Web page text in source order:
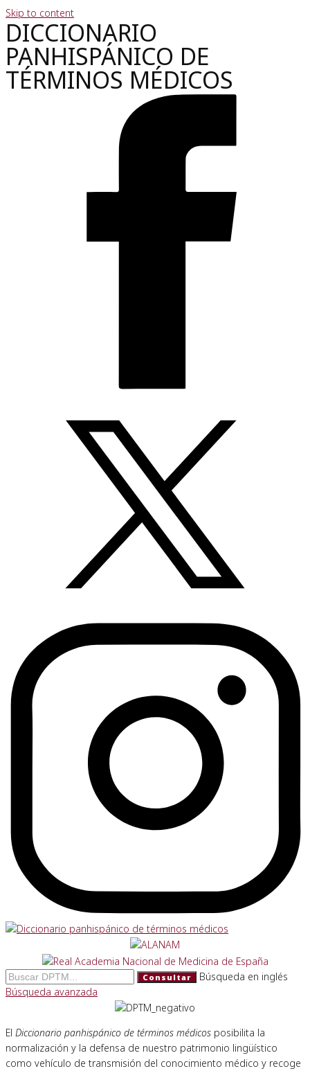
Skip to content
DICCIONARIO
PANHISPÁNICO DE
TÉRMINOS MÉDICOS
Consultar
Búsqueda en inglés
Búsqueda avanzada
El Diccionario panhispánico de términos médicos posibilita la
normalización y la defensa de nuestro patrimonio lingüístico
como vehículo de transmisión del conocimiento médico y recoge